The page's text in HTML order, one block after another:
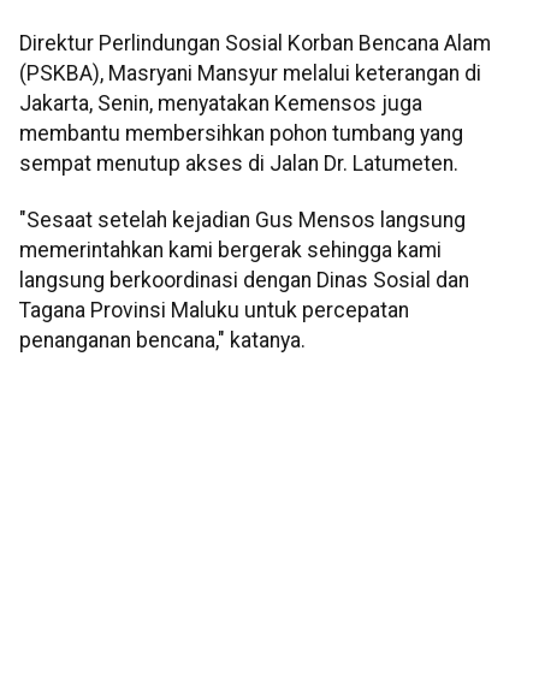
Direktur Perlindungan Sosial Korban Bencana Alam
(PSKBA), Masryani Mansyur melalui keterangan di
Jakarta, Senin, menyatakan Kemensos juga
membantu membersihkan pohon tumbang yang
sempat menutup akses di Jalan Dr. Latumeten.
"Sesaat setelah kejadian Gus Mensos langsung
memerintahkan kami bergerak sehingga kami
langsung berkoordinasi dengan Dinas Sosial dan
Tagana Provinsi Maluku untuk percepatan
penanganan bencana," katanya.